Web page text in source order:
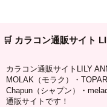
🛒 カラコン通販サイト
カラコン通販サイトLILY
MOLAK（モラク）・
Chapun（シャプン）・
通販サイトです！